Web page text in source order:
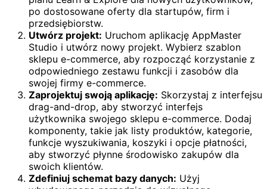
po dostosowane oferty dla startupów, firm i
przedsiębiorstw.
Utwórz projekt: Uruchom aplikację AppMaster
Studio i utwórz nowy projekt. Wybierz szablon
sklepu e-commerce, aby rozpocząć korzystanie z
odpowiedniego zestawu funkcji i zasobów dla
swojej firmy e-commerce.
Zaprojektuj swoją aplikację: Skorzystaj z interfejsu
drag-and-drop, aby stworzyć interfejs
użytkownika swojego sklepu e-commerce. Dodaj
komponenty, takie jak listy produktów, kategorie,
funkcje wyszukiwania, koszyki i opcje płatności,
aby stworzyć płynne środowisko zakupów dla
swoich klientów.
Zdefiniuj schemat bazy danych: Użyj